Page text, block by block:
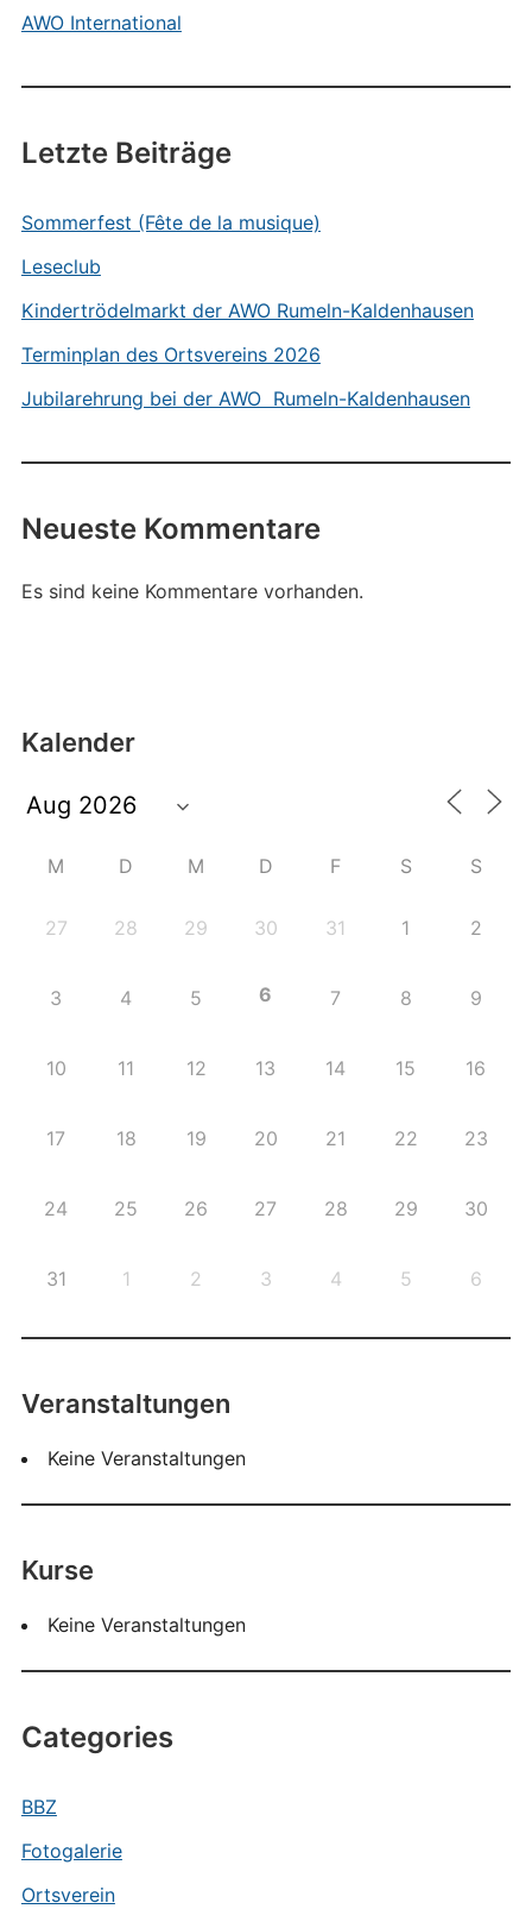
AWO International
Letzte Beiträge
Sommerfest (Fête de la musique)
Leseclub
Kindertrödelmarkt der AWO Rumeln-Kaldenhausen
Terminplan des Ortsvereins 2026
Jubilarehrung bei der AWO Rumeln-Kaldenhausen
Neueste Kommentare
Es sind keine Kommentare vorhanden.
Kalender
M D M D F S S
27 28 29 30 31 1 2
3 4 5 6 7 8 9
10 11 12 13 14 15 16
17 18 19 20 21 22 23
24 25 26 27 28 29 30
31 1 2 3 4 5 6
Veranstaltungen
Keine Veranstaltungen
Kurse
Keine Veranstaltungen
Categories
BBZ
Fotogalerie
Ortsverein